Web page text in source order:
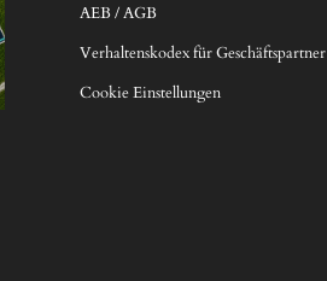
AEB / AGB
Verhaltenskodex für Geschäftspartner
Cookie Einstellungen